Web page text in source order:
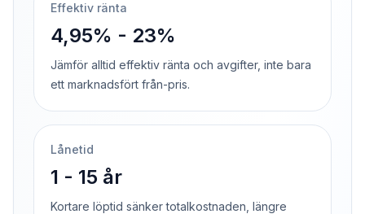
Effektiv ränta
4,95% - 23%
Jämför alltid effektiv ränta och avgifter, inte bara
ett marknadsfört från-pris.
Lånetid
1 - 15 år
Kortare löptid sänker totalkostnaden, längre